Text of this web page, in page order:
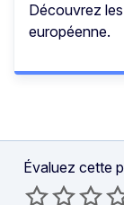
Découvrez
européenne.
Évaluez cette